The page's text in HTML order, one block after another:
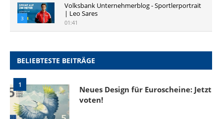
3
Volksbank Unternehmerblog - Sportlerportrait
| Leo Sares
01:41
BELIEBTESTE BEITRÄGE
1
Neues Design für Euroscheine: Jetzt
voten!